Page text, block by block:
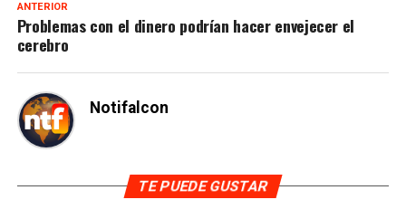
ANTERIOR
Problemas con el dinero podrían hacer envejecer el
cerebro
Notifalcon
TE PUEDE GUSTAR